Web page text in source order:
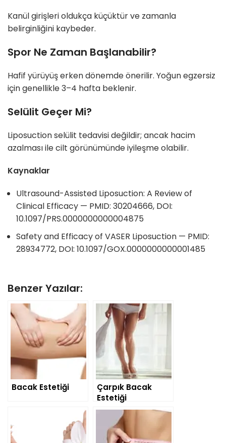
Kanül girişleri oldukça küçüktür ve zamanla
belirginliğini kaybeder.
Spor Ne Zaman Başlanabilir?
Hafif yürüyüş erken dönemde önerilir. Yoğun egzersiz
için genellikle 3–4 hafta beklenir.
Selülit Geçer Mi?
Liposuction selülit tedavisi değildir; ancak hacim
azalması ile cilt görünümünde iyileşme olabilir.
Kaynaklar
Ultrasound-Assisted Liposuction: A Review of
Clinical Efficacy — PMID: 30204666, DOI:
10.1097/PRS.0000000000004875
Safety and Efficacy of VASER Liposuction — PMID:
28934772, DOI: 10.1097/GOX.0000000000001485
Benzer Yazılar:
Bacak Estetiği
Çarpık Bacak
Estetiği